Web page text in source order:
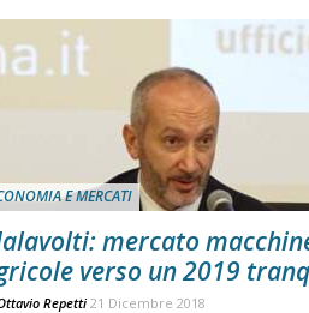
E MERCATI
mercato
verso un 2019
Repetti 21 Dicembre 2018